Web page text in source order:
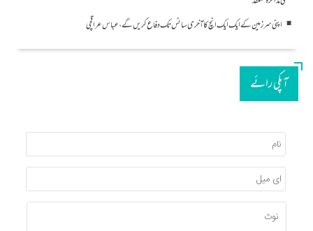
اپنی سرزمین کے ایک ایک انچ کا آخری سانس تک دفاع کریں گے، عباس عراقچی
آپکی رائے